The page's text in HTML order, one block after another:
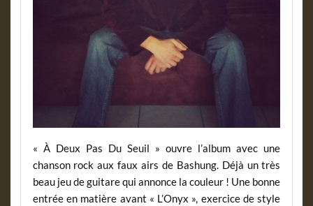
« À Deux Pas Du Seuil » ouvre l’album avec une
chanson rock aux faux airs de Bashung. Déjà un très
beau jeu de guitare qui annonce la couleur ! Une bonne
entrée en matière avant « L’Onyx », exercice de style